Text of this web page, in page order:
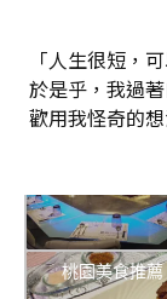
「人生很短，
於是乎，我過
歡用我怪奇的
桃園美食推